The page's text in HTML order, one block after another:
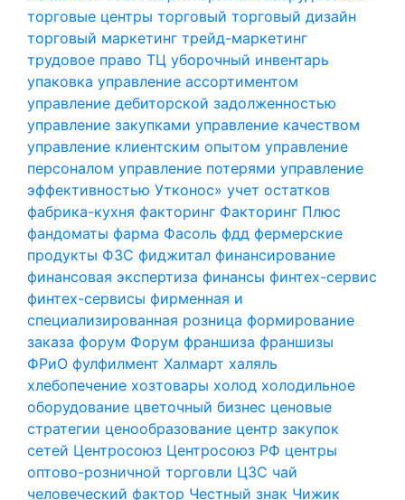
торговые центры торговый торговый дизайн
торговый маркетинг трейд-маркетинг
трудовое право ТЦ уборочный инвентарь
упаковка управление ассортиментом
управление дебиторской задолженностью
управление закупками управление качеством
управление клиентским опытом управление
персоналом управление потерями управление
эффективностью Утконос» учет остатков
фабрика-кухня факторинг Факторинг Плюс
фандоматы фарма Фасоль фдд фермерские
продукты ФЗС фиджитал финансирование
финансовая экспертиза финансы финтех-сервис
финтех-сервисы фирменная и
специализированная розница формирование
заказа форум Форум франшиза франшизы
ФРиО фулфилмент Халмарт халяль
хлебопечение хозтовары холод холодильное
оборудование цветочный бизнес ценовые
стратегии ценообразование центр закупок
сетей Центросоюз Центросоюз РФ центры
оптово-розничной торговли ЦЗС чай
человеческий фактор Честный знак Чижик